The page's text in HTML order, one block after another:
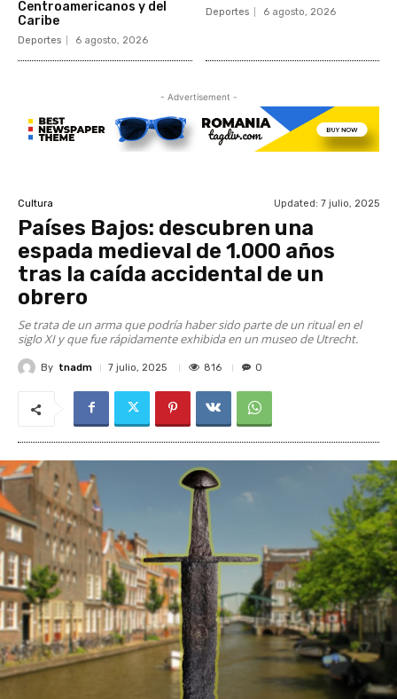
Centroamericanos y del
Caribe
Deportes 6 agosto, 2026
Deportes 6 agosto, 2026
- Advertisement -